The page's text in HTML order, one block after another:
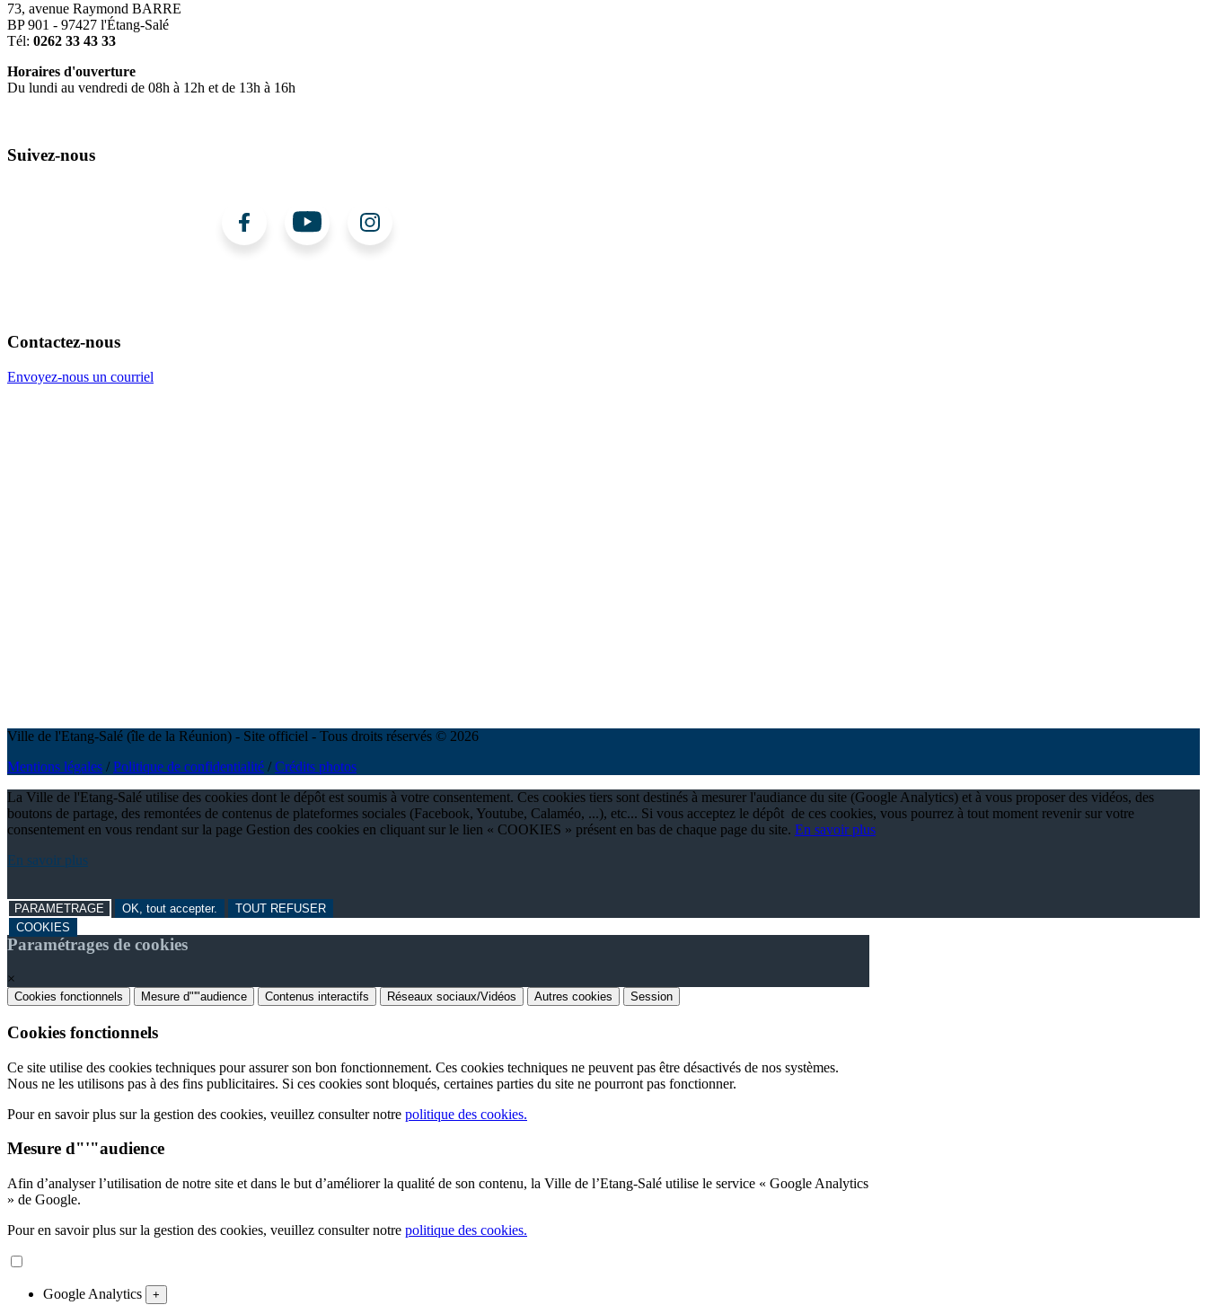
73, avenue Raymond BARRE
BP 901 - 97427 l'Étang-Salé
Tél: 0262 33 43 33
Horaires d'ouverture
Du lundi au vendredi de 08h à 12h et de 13h à 16h
Suivez-nous
Contactez-nous
Envoyez-nous un courriel
Ville de l'Etang-Salé (île de la Réunion) - Site officiel - Tous droits réservés © 2026
Mentions légales /Politique de confidentialité /Crédits photos
La Ville de l'Etang-Salé utilise des cookies dont le dépôt est soumis à votre consentement. Ces cookies tiers sont destinés à mesurer l'audiance du site (Google Analytics) et à vous proposer des vidéos, des
boutons de partage, des remontées de contenus de plateformes sociales (Facebook, Youtube, Calaméo, ...), etc... Si vous acceptez le dépôt de ces cookies, vous pourrez à tout moment revenir sur votre
consentement en vous rendant sur la page Gestion des cookies en cliquant sur le lien « COOKIES » présent en bas de chaque page du site. En savoir plus
En savoir plus
PARAMETRAGE OK, tout accepter.
TOUT REFUSER
COOKIES
Paramétrages de cookies
×
Cookies fonctionnels Mesure d"'"audience Contenus interactifs Réseaux sociaux/Vidéos Autres cookies Session
Cookies fonctionnels
Ce site utilise des cookies techniques pour assurer son bon fonctionnement. Ces cookies techniques ne peuvent pas être désactivés de nos systèmes.
Nous ne les utilisons pas à des fins publicitaires. Si ces cookies sont bloqués, certaines parties du site ne pourront pas fonctionner.
Pour en savoir plus sur la gestion des cookies, veuillez consulter notre politique des cookies.
Mesure d"'"audience
Afin d’analyser l’utilisation de notre site et dans le but d’améliorer la qualité de son contenu, la Ville de l’Etang-Salé utilise le service « Google Analytics
» de Google.
Pour en savoir plus sur la gestion des cookies, veuillez consulter notre politique des cookies.
Google Analytics +